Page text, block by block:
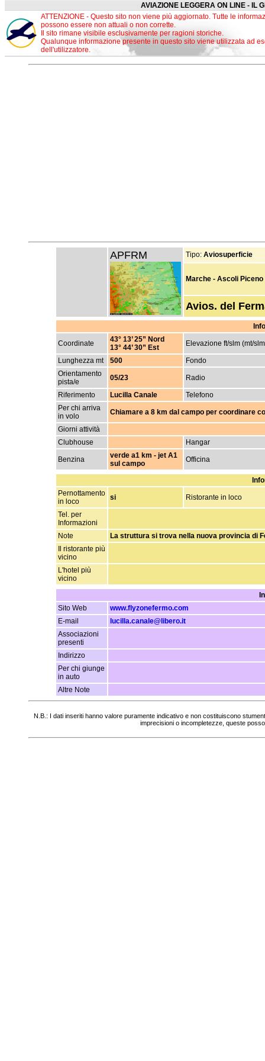
AVIAZIONE LEGGERA ON LINE - IL
ATTENZIONE - Questo sito non viene più aggiornato. Tutte le
possono essere non attuali o non corrette.
Il sito rimane visibile esclusivamente per ragioni storiche.
Qualunque informazione presente in questo sito viene utilizzata ad
dell'utilizzatore.
APFRM Tipo: Aviosuperficie
Marche - Ascoli Piceno
Avios. del
Coordinate
43° 13’ 25” Nord
13° 44’ 30” Est
Elevazione ft/slm (mt/
Lunghezza mt 500
Fondo
Orientamento
pista/e
05/23 Radio
Riferimento Lucilla Canale
Telefono
Per chi arriva
in volo
Chiamare a 8 km dal campo per coordinare
Giorni attività
Clubhouse
Hangar
Benzina
verde a1 km - jet A1
sul campo
Officina
Pernottamento
in loco
si Ristorante in loco
Tel. per
Informazioni
Note
La struttura si trova nella nuova provincia di
Il ristorante più
vicino
L'hotel più
vicino
Sito Web
www.flyzonefermo.com
E-mail
lucilla.canale@libero.it
Associazioni
presenti
Indirizzo
Per chi giunge
in auto
Altre Note
N.B.: I dati inseriti hanno valore puramente indicativo e non costituiscono
imprecisioni o incompletezze, queste